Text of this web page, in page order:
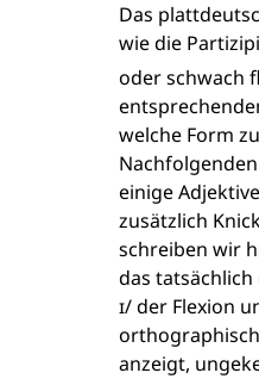
Das
wie die
oder schwach
welche Form
einige
zusätzlich
schreiben wir
das
ɪ/ der Flexion
anzeigt,